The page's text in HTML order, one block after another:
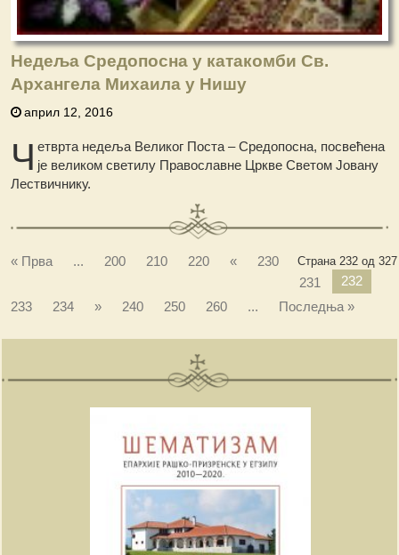
Недеља Средопосна у катакомби Св.
Архангела Михаила у Нишу
април 12, 2016
Ч етврта недеља Великог Поста – Средопосна, посвећена
је великом светилу Православне Цркве Светом Јовану
Лествичнику.
Страна 232 од 327
« Прва ... 200 210 220 «
230
231
232
233
234 » 240 250 260 ... Последња »